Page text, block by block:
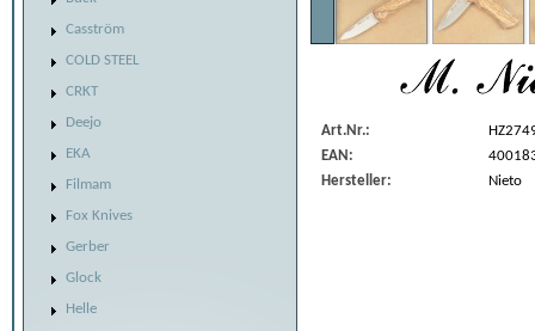
Casström
COLD STEEL
CRKT
Deejo
EKA
Filmam
Fox Knives
Gerber
Glock
Helle
Art.Nr.:
EAN:
Hersteller:
Nieto